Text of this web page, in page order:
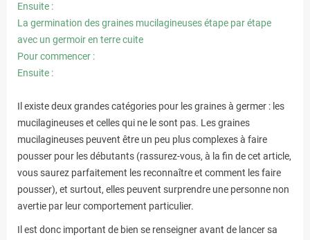
Ensuite :
La germination des graines mucilagineuses étape par étape
avec un germoir en terre cuite
Pour commencer :
Ensuite :
Il existe deux grandes catégories pour les graines à germer : les
mucilagineuses et celles qui ne le sont pas. Les graines
mucilagineuses peuvent être un peu plus complexes à faire
pousser pour les débutants (rassurez-vous, à la fin de cet article,
vous saurez parfaitement les reconnaître et comment les faire
pousser), et surtout, elles peuvent surprendre une personne non
avertie par leur comportement particulier.
Il est donc important de bien se renseigner avant de lancer sa